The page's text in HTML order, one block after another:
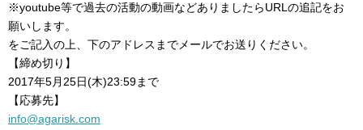
※youtube等で過去の活動の動画などありましたらURLの追記をお
願いします。
をご記入の上、下のアドレスまでメールでお送りください。
【締め切り】
2017年5月25日(木)23:59まで
【応募先】
info@agarisk.com